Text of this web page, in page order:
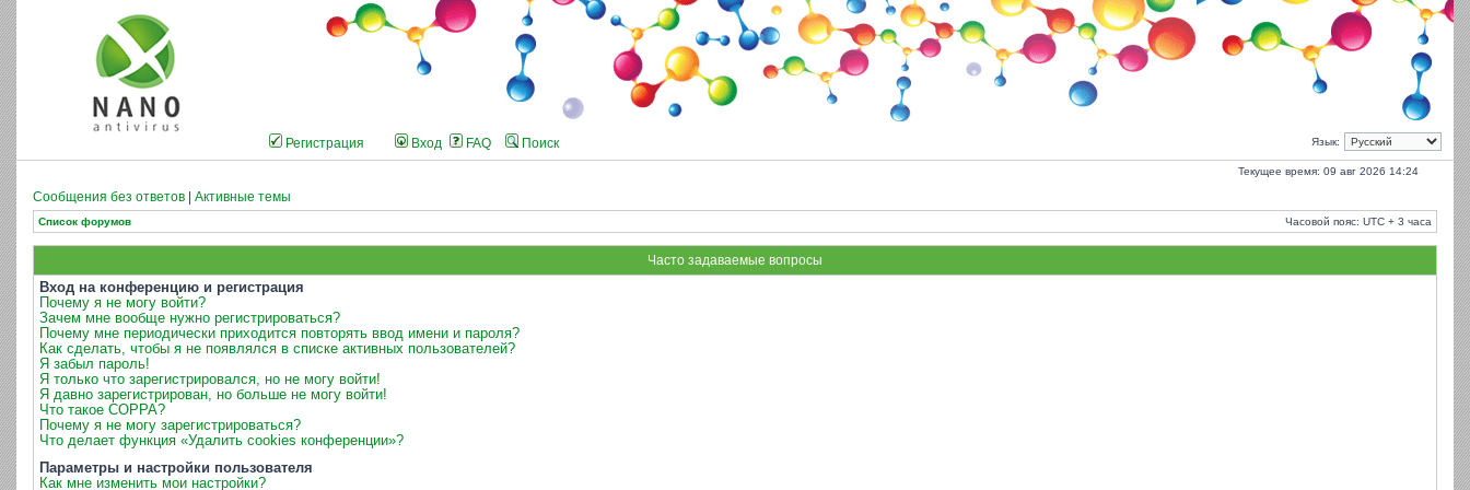
Язык:
Регистрация Вход FAQ Поиск
Текущее время: 09 авг 2026 14:24
Сообщения без ответов Активные темы
Список форумов Часовой пояс: UTC + 3 часа
Часто задаваемые вопросы
Вход на конференцию и регистрация
Почему я не могу войти?
Зачем мне вообще нужно регистрироваться?
Почему мне периодически приходится повторять ввод имени и пароля?
Как сделать, чтобы я не появлялся в списке активных пользователей?
Я забыл пароль!
Я только что зарегистрировался, но не могу войти!
Я давно зарегистрирован, но больше не могу войти!
Что такое COPPA?
Почему я не могу зарегистрироваться?
Что делает функция «Удалить cookies конференции»?
Параметры и настройки пользователя
Как мне изменить мои настройки?